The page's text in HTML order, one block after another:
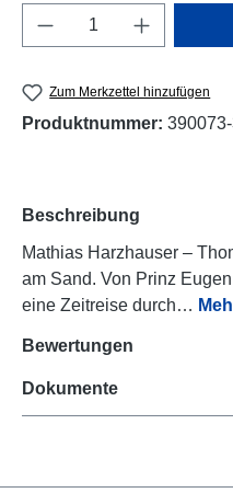
Produkt Anzahl:
Zum Merkzettel hinzufügen
Produktnummer:
Beschreibung
Mathias Harzhauser –
am Sand. Von Prinz
eine Zeitreise durch…
Bewertungen
Dokumente